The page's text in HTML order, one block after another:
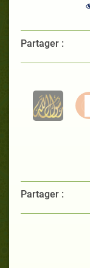
Partager :
Partager :